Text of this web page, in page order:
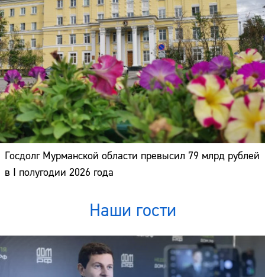
Госдолг Мурманской области превысил 79 млрд рублей
в I полугодии 2026 года
Наши гости